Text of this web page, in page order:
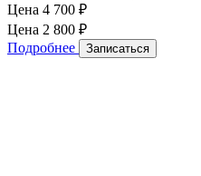
Цена 4 700 ₽
Цена 2 800 ₽
Подробнее
Записаться